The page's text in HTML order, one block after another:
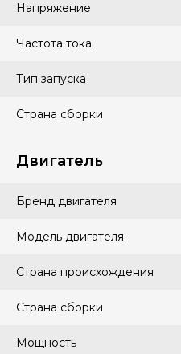
Напряжение
Частота тока
Тип запуска
Страна сборки
Двигатель
Бренд двигателя
Модель двигателя
Страна происхождения
Страна сборки
Мощность